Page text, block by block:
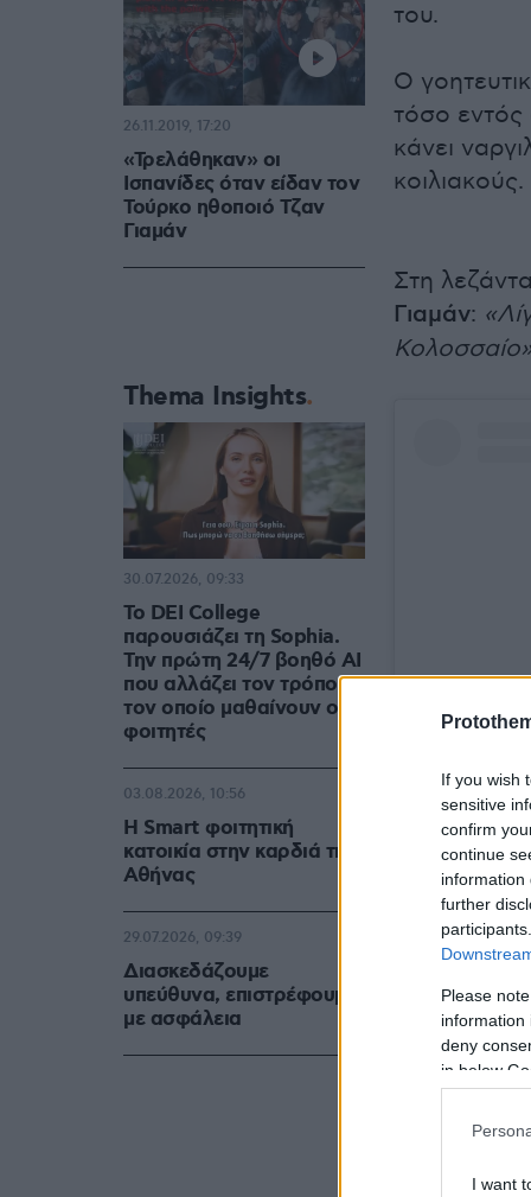
If you wish
sensitive
confirm
continue
information
further
Please
information
deny
in below
I want
του.
Ο
τόσο εντός
κάνει
κοιλιακούς.
Στη
Γιαμάν:
«Τρελάθηκαν» οι
Ισπανίδες όταν είδαν τον
Τούρκο ηθοποιό Τζαν
Γιαμάν
26.11.2019, 17:20
Thema Insights
Το DEI College
παρουσιάζει τη Sophia.
Την πρώτη 24/7 βοηθό AI
που αλλάζει τον τρόπο με
τον οποίο μαθαίνουν οι
φοιτητές
30.07.2026, 09:33
Η Smart φοιτητική
κατοικία στην καρδιά της
Αθήνας
03.08.2026, 10:56
Διασκεδάζουμε
υπεύθυνα, επιστρέφουμε
με ασφάλεια
29.07.2026, 09:39